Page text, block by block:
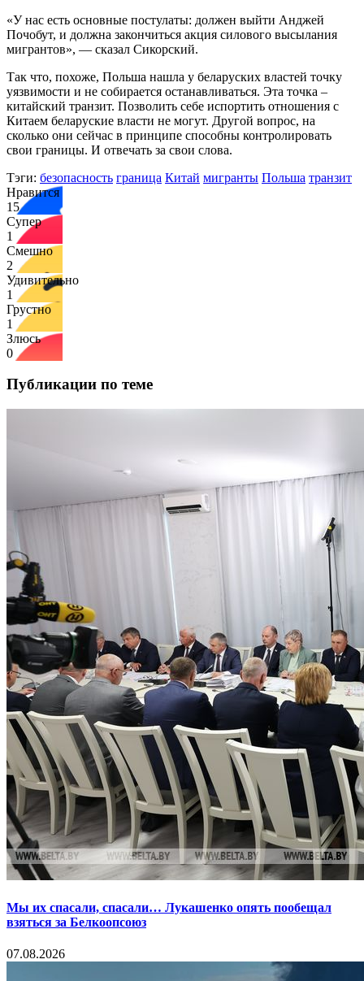
«У нас есть основные постулаты: должен выйти Анджей
Почобут, и должна закончиться акция силового высылания
мигрантов», — сказал Сикорский.
Так что, похоже, Польша нашла у беларуских властей точку
уязвимости и не собирается останавливаться. Эта точка –
китайский транзит. Позволить себе испортить отношения с
Китаем беларуские власти не могут. Другой вопрос, на
сколько они сейчас в принципе способны контролировать
свои границы. И отвечать за свои слова.
Тэги: безопасность граница Китай мигранты Польша транзит
Нравится
15
Супер
1
Смешно
2
Удивительно
1
Грустно
1
Злюсь
0
Публикации по теме
Мы их спасали, спасали… Лукашенко опять пообещал
взяться за Белкоопсоюз
07.08.2026